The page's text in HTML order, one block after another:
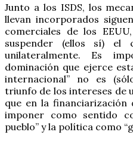
Junto a los ISDS, los
llevan incorporados
comerciales de los
suspender (ellos sí) el
unilateralmente. Es
dominación que ejerce
internacional” no es
triunfo de los intereses de
que en la financiarización
imponer como sentido
pueblo” y la política como